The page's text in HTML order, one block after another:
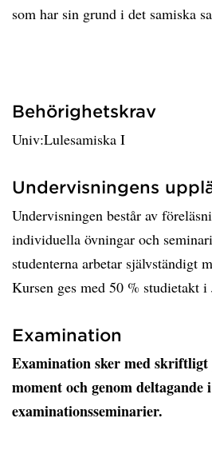
som har sin grund i det samiska
Behörighetskrav
Univ:Lulesamiska I
Undervisningens
Undervisningen består av
individuella övningar och
studenterna arbetar självständigt
Kursen ges med 50 % studietakt
Examination
Examination sker med
moment och genom deltagande i
examinationsseminarier.